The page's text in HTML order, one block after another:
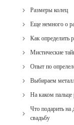
Размеры колец
Еще немного о
Как определить
Мистические
Опыт по
Выбираем
На каком пальце
Что подарить на
свадьбу